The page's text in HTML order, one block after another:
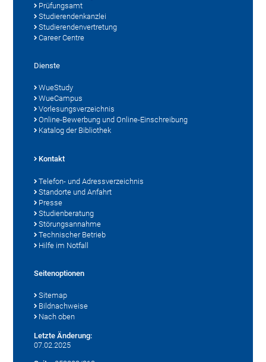
Prüfungsamt
Studierendenkanzlei
Studierendenvertretung
Career Centre
Dienste
WueStudy
WueCampus
Vorlesungsverzeichnis
Online-Bewerbung und Online-Einschreibung
Katalog der Bibliothek
Kontakt
Telefon- und Adressverzeichnis
Standorte und Anfahrt
Presse
Studienberatung
Störungsannahme
Technischer Betrieb
Hilfe im Notfall
Seitenoptionen
Sitemap
Bildnachweise
Nach oben
Letzte Änderung:
07.02.2025